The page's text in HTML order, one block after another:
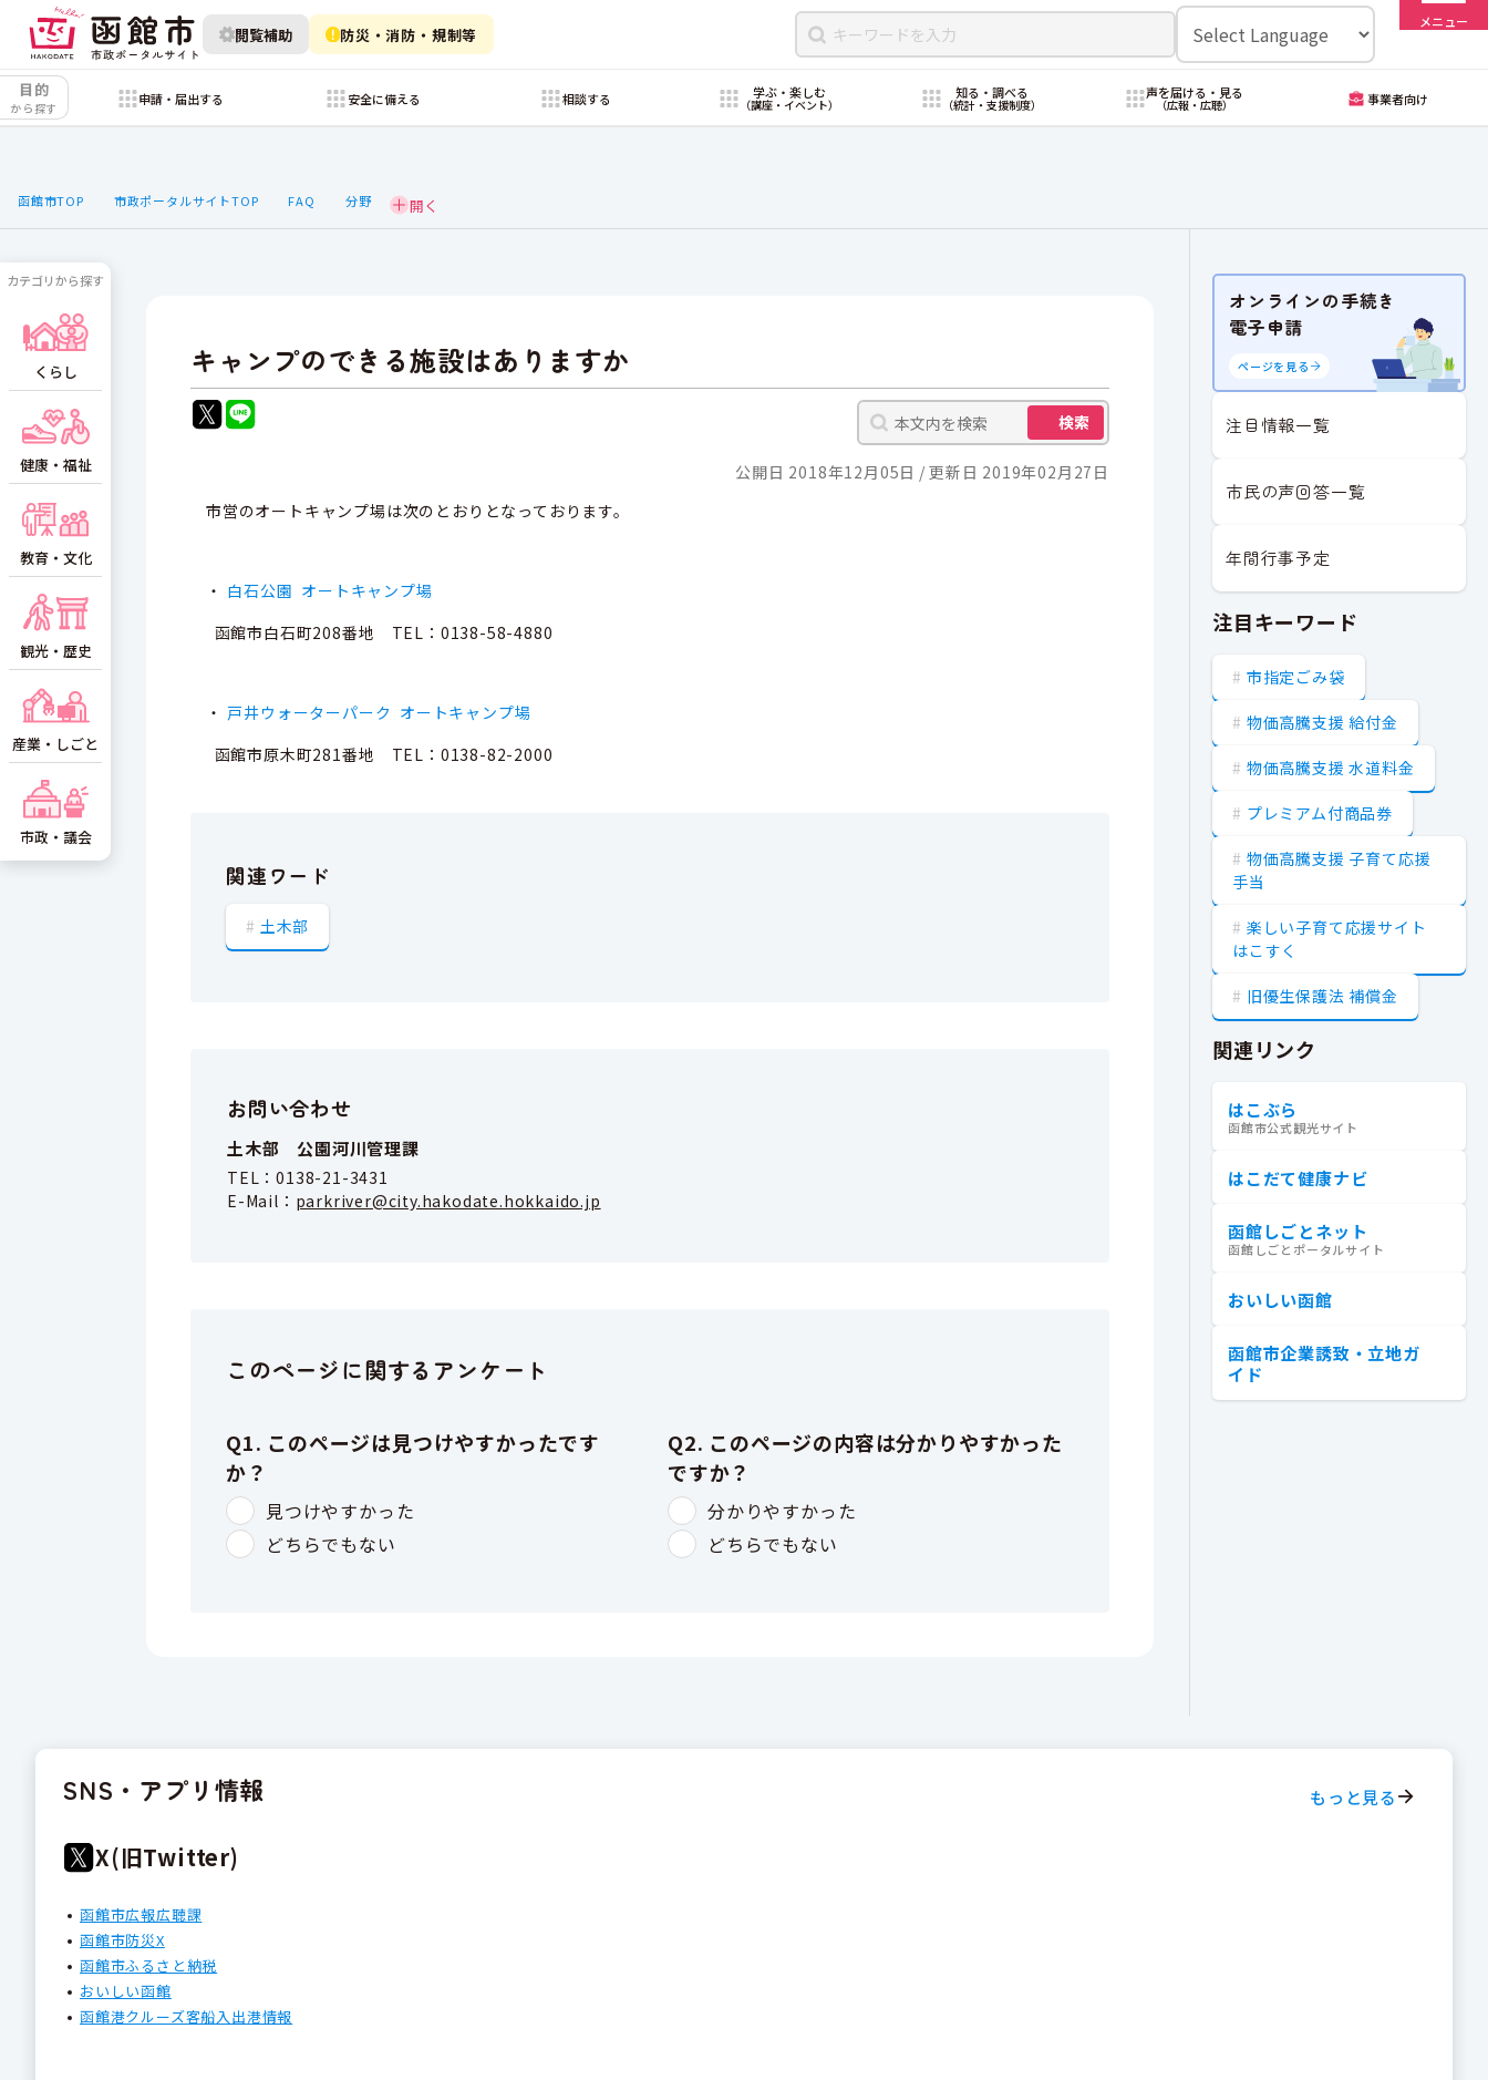
閲覧補助 防災・消防・規制等
メニュー
目的
から探す
申請・届出する 安全に備える 相談する 学ぶ・楽しむ
（講座・イベント）
知る・調べる
（統計・支援制度）
声を届ける・見る
（広報・広聴） 事業者向け
函館市TOP 市政ポータルサイトTOP FAQ 分野
キャンプのできる施設はありますか
検索
公開日 2018年12月05日
更新日 2019年02月27日
市営のオートキャンプ場は次のとおりとなっております。
・ 白石公園 オートキャンプ場
函館市白石町208番地 TEL：0138-58-4880
・ 戸井ウォーターパーク オートキャンプ場
函館市原木町281番地 TEL：0138-82-2000
関連ワード
土木部
お問い合わせ
土木部 公園河川管理課
TEL：0138-21-3431
E-Mail： parkriver@city.hakodate.hokkaido.jp
このページに関するアンケート
カテゴリから探す
くらし
健康・福祉
教育・文化
観光・歴史
産業・しごと
市政・議会
オンラインの手続き
電子申請
ページを見る
注目情報一覧
市民の声回答一覧
年間行事予定
注目キーワード
市指定ごみ袋
物価高騰支援 給付金
物価高騰支援 水道料金
プレミアム付商品券
物価高騰支援 子育て応援
手当
楽しい子育て応援サイト
はこすく
旧優生保護法 補償金
関連リンク
はこぶら
函館市公式観光サイト
はこだて健康ナビ
函館しごとネット
函館しごとポータルサイト
おいしい函館
函館市企業誘致・立地ガ
イド
SNS・アプリ情報 もっと見る
X(旧Twitter)
函館市広報広聴課
函館市防災X
函館市ふるさと納税
おいしい函館
函館港クルーズ客船入出港情報